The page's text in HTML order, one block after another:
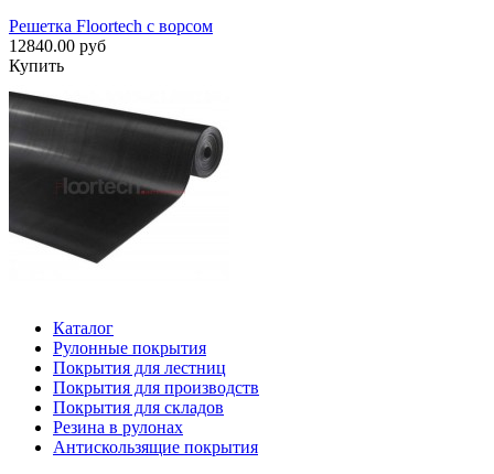
Решетка Floortech с ворсом
12840.00 руб
Купить
Каталог
Рулонные покрытия
Покрытия для лестниц
Покрытия для производств
Покрытия для складов
Резина в рулонах
Антискользящие покрытия